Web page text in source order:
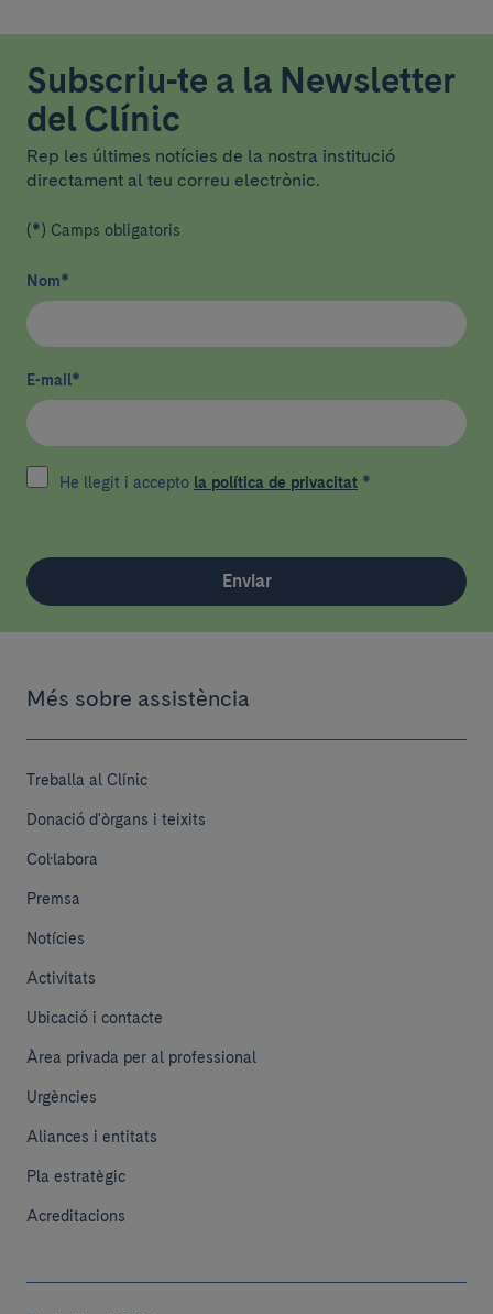
Subscriu-te a la Newsletter
del Clínic
Rep les últimes notícies de la nostra institució
directament al teu correu electrònic.
(*) Camps obligatoris
Nom*
E-mail*
He llegit i accepto la política de privacitat *
Enviar
Més sobre assistència
Treballa al Clínic
Donació d'òrgans i teixits
Col·labora
Premsa
Notícies
Activitats
Ubicació i contacte
Àrea privada per al professional
Urgències
Aliances i entitats
Pla estratègic
Acreditacions